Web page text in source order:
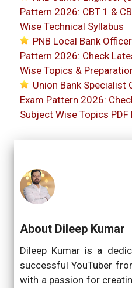
Pattern 2026: CBT 1 &
Wise Technical Syllabus
PNB Local Bank
Pattern 2026: Check
Wise Topics &
Union Bank Specialist
Exam Pattern 2026:
Subject Wise Topics
About Dileep Kumar
Dileep Kumar is a
successful YouTuber
with a passion for